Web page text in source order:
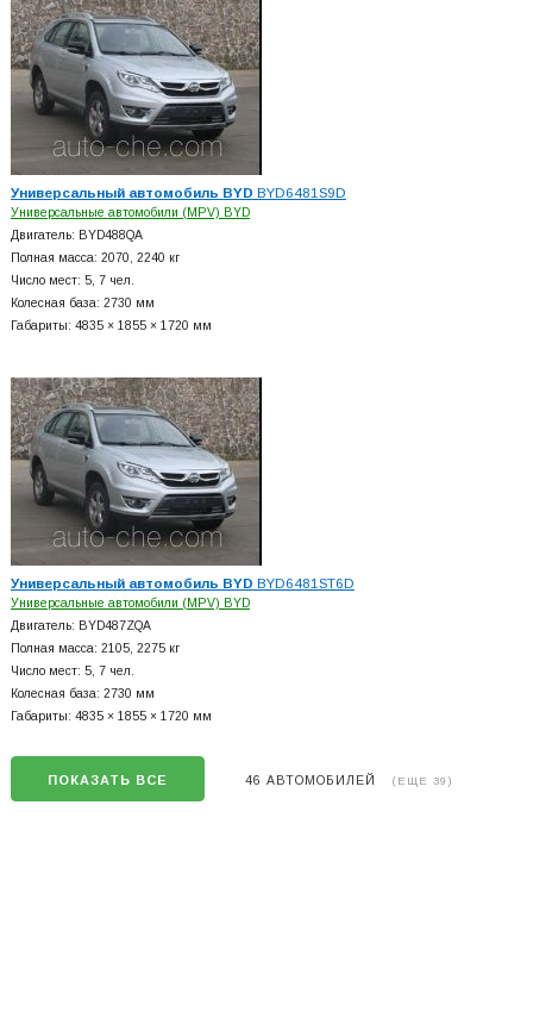
Универсальный автомобиль BYD BYD6481S9D
Универсальные автомобили (MPV) BYD
Двигатель: BYD488QA
Полная масса: 2070, 2240 кг
Число мест: 5, 7 чел.
Колесная база: 2730 мм
Габариты: 4835 × 1855 × 1720 мм
Универсальный автомобиль BYD BYD6481ST6D
Универсальные автомобили (MPV) BYD
Двигатель: BYD487ZQA
Полная масса: 2105, 2275 кг
Число мест: 5, 7 чел.
Колесная база: 2730 мм
Габариты: 4835 × 1855 × 1720 мм
ПОКАЗАТЬ ВСЕ 46 АВТОМОБИЛЕЙ (ЕЩЕ 39)